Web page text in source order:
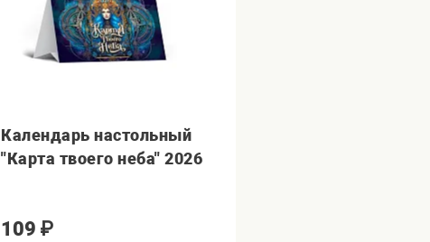
Календарь настольный
"Карта твоего неба" 2026
109 ₽